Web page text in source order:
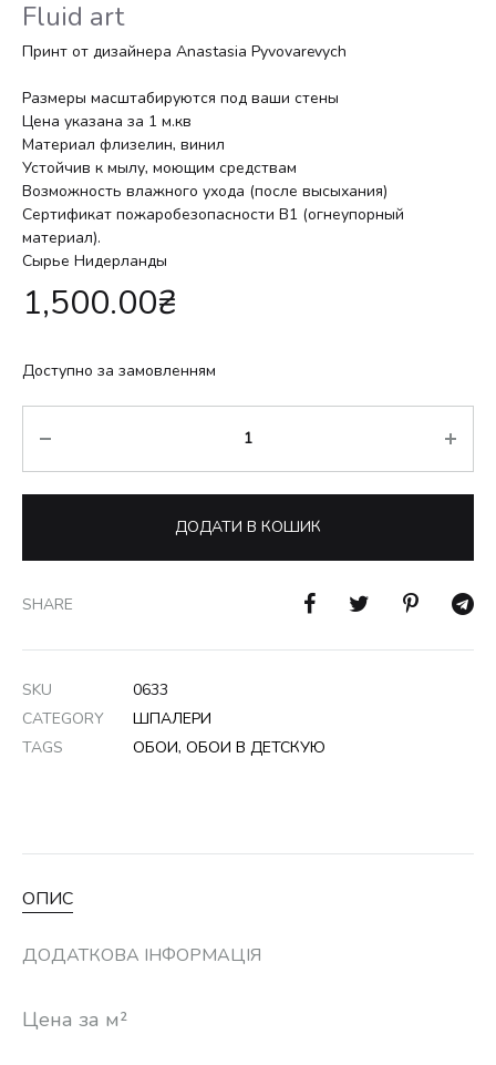
Fluid art
Принт от дизайнера Anastasia Pyvovarevych
Размеры масштабируются под ваши стены
Цена указана за 1 м.кв
Материал флизелин, винил
Устойчив к мылу, моющим средствам
Возможность влажного ухода (после высыхания)
Сертификат пожаробезопасности В1 (огнеупорный
материал).
Сырье Нидерланды
1,500.00₴
Доступно за замовленням
ДОДАТИ В КОШИК
SHARE
SKU
0633
CATEGORY
ШПАЛЕРИ
TAGS
ОБОИ, ОБОИ В ДЕТСКУЮ
ОПИС
ДОДАТКОВА ІНФОРМАЦІЯ
Цена за м²